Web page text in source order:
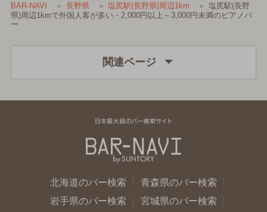
BAR-NAVI 長野県 塩尻駅(長野県)周辺1km
塩尻駅(長野
県)周辺1kmで外国人客が多い・2,000円以上～3,000円未満のピアノバ
ー
関連ページ
北海道のバー検索
青森県のバー検索
岩手県のバー検索
宮城県のバー検索